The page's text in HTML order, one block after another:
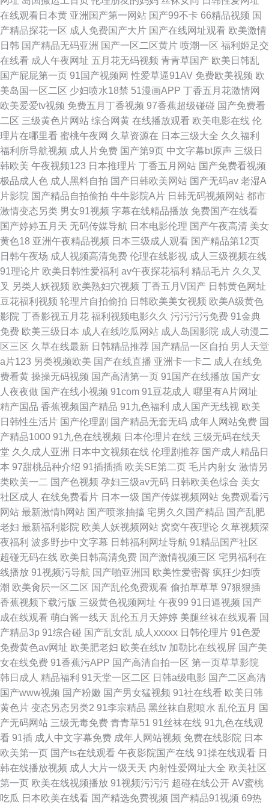
级在线完整版免费 51renren 欧美一区二区三区精品 91熟女露脸 欧美精品日
逼视频 91操老熟女 久在线视频 91操碰 人人精品自拍 国产精品久久久久超碰
亚洲精品国产品 教师乱伦碰碰狠狠干 伊人天堂网 老熟女毛茸茸浓毛 草草久
久精品国产 日韩欧美专区 成人在线你懂的 日韩精品一区二区三区不卡 超碰
免费日韩人妻 sss色视频在线观看高清 三年片在线
在线观看日本黄 亚洲国产第一网站 国产99不卡 66精品视频 国
产精品探花一区 成人免费国产大片 国产在线网址观看 欧美激情
日韩 国产精品无码亚洲 国产一区二区黄片 喷潮一区 福利姬足交
在线看 成人午夜网址 五月花无码视频 青青草国产 欧美日韩乱
国产屁屁第一页 91国产视频网 性爱草逼91AV 免费欧美视频 欧
美岛国一区二区 少妇喷水18禁 51漫画APP 丁香五月花激情网
欧美爱爱tv视频 免费五月丁香视频 97香蕉超级碰碰 国产免费看
二区 三级黄色片网站 综合网黄 在线播放观看 欧美电影在线 伦
理片在哪里看 蜜桃午夜网 久草资源在 日本三级大全 久久福利
福利所导航视频 成人片免费 国产第9页 中文字幕bt原声 三级日
韩欧美 午夜视频123 日本推理片 丁香五月网站 国产免费看视频
极品成人色 成人黑料自拍 国产日韩欧美网站 国产无码av 老湿A
片影院 国产精品自拍偷拍 牛牛影院A片 日韩无码视频网站 都市
激情变态另类 男女91视频 字幕在线精品播放 免费国产在线看
国产婷婷五月天 无码传媒导航 日本电影伦理 国产午夜高清 美女
黄色18 亚洲午夜精品视频 日本三级成人观看 国产精品第12页
日韩午夜场 成人视频高清免费 伦理在线影视 成人三级视频在线
91理论片 欧美日韩性爱福利 av午夜探花福利 精品毛片 久久叉
叉 另类人妖视频 欧美熟妇穴视频 丁香五月V国产 日韩黄色网址
豆花福利视频 轮理片自拍偷拍 日韩欧美美女视频 欧美A级黄色
影院 丁香影视五月花 福利视频电影久久 污污污污免费 91金典
免费 欧美三级日本 成人在线吃瓜网站 成人岛国影院 成人动漫二
区三区 久草在线最新 日韩精品推荐 国产精品一区自拍 男人天堂
a片123 另类视频欧美 国产在线直播 亚洲卡一卡二 成人在线免
费看黄 操操无码视频 国产高清第一页 91国产在线播放 国产女
人夜夜做 国产在线小视频 91com 91豆花成人 哪里有A片网址
精产国品 香蕉视频国产精品 91九色福利 成人国产无线视 欧美
日韩性生活片 国产伦理剧 国产精品无套无码 成年人网站免费 国
产精品1000 91九色在线视频 日本伦理片在线 三级无码在线天
堂 久久成人亚洲 日本中文视频在线 伦理剧推荐 国产成人精品日
本 97甜桃品种介绍 91插插插 欧美SE第二页 毛片内射女 激情另
类欧美一二 国产色视频 孕妇三级av无码 日韩欧美色综合 美女
社区成人 在线免费看片 日本一级 国产传媒视频网站 免费观看污
网站 最新激情h网站 国产喷浆抽搐 宅男久久国产精品 国产乱肥
老妇 最新福利影院 欧美人妖视频网站 窝窝午夜理论 久草视频深
夜福利 波多野步中文字幕 日韩福利网址导航 91精品国产社区
超碰无码在线 欧美日韩高清免费 国产激情视频三区 宅男福利在
线播放 91视频污导航 国产啪亚洲国 欧美性爱密臀 疯狂少妇喷
潮 欧美肏屄一区二区 国产乱伦免费观看 偷拍草草草 97狠狠插
香蕉视频下载污版 三级黄色视频网址 午夜99 91日逼视频 国产
成在线观看 萌白酱一线天 乱伦五月天婷婷 美腿丝袜在线观看 国
产精品3p 91综合碰 国产乱女乱 成人xxxxx 日韩伦理片 91色爱
免费黄色av网址 欧美肥老妇 欧美在线tv 加勒比在线视屏 国产美
女在线免费 91香蕉污APP 国产高清自拍一区 第一页草草影院
韩日成人 精品福利 91天堂一区二区 日韩a级电影 国产二区高清
国产www视频 国产粉嫩 国产男女猛视频 91社在线看 欧美日韩
黄色片 变态另态另类2 91李宗精品 黑丝袜自慰喷水 乱伦五月 国
产无码网站 三级无毒免费 青青草51 91丝袜在线 91九色在线观
看 91插 成人中文字幕免费 成年人网站视频 免费在线影院 日本
欧美第一页 国产ts在线观看 午夜影院国产在线 91操在线观看 日
韩在线播放视频 成人大片一级天天 内射性爱网址大全 欧美社区
第一页 欧美在线视频播放 91视频污污污 超碰在线公开 AV蜜桃
吃瓜 日本欧美在线看 国产精选免费视频 国产精品91视频 69热